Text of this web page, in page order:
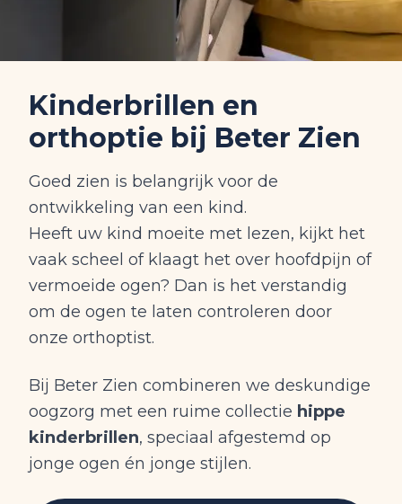
Kinderbrillen en
orthoptie bij Beter Zien
Goed zien is belangrijk voor de
ontwikkeling van een kind.
Heeft uw kind moeite met lezen, kijkt het
vaak scheel of klaagt het over hoofdpijn of
vermoeide ogen? Dan is het verstandig
om de ogen te laten controleren door
onze orthoptist.
Bij Beter Zien combineren we deskundige
oogzorg met een ruime collectie hippe
kinderbrillen, speciaal afgestemd op
jonge ogen én jonge stijlen.